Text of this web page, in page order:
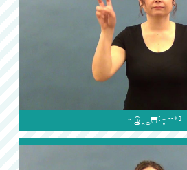
